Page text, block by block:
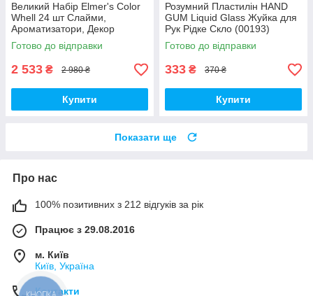
Великий Набір Elmer's Color
Whell 24 шт Слайми,
Ароматизатори, Декор
(01793)
Готово до відправки
2 533 ₴ 2 980 ₴
Купити
Розумний Пластилін HAND
GUM Liquid Glass Жуйка для
Рук Рідке Скло (00193)
Готово до відправки
333 ₴ 370 ₴
Купити
Показати ще
Про нас
100% позитивних з 212 відгуків за рік
Працює з 29.08.2016
м. Київ
Київ, Україна
Контакти